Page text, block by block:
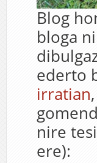
Blog
bloga
ederto
irratian
nire
ere):